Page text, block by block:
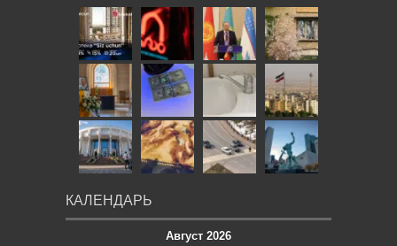
КАЛЕНДАРЬ
Август 2026